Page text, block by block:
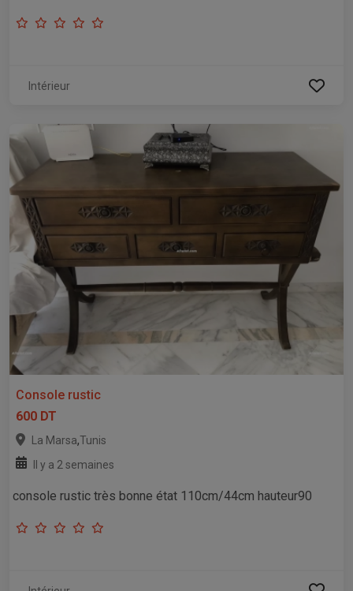
Intérieur
Console rustic
600 DT
La Marsa,Tunis
Il y a 2 semaines
console rustic très bonne état 110cm/44cm hauteur90